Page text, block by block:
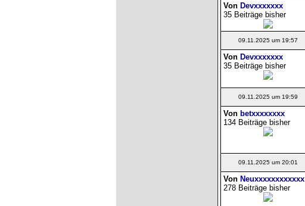
Von Devxxxxxxx
35 Beiträge bisher
09.11.2025 um 19:57
Von Devxxxxxxx
35 Beiträge bisher
09.11.2025 um 19:59
Von betxxxxxxxx
134 Beiträge bisher
09.11.2025 um 20:01
Von Neuxxxxxxxxxxxx
278 Beiträge bisher